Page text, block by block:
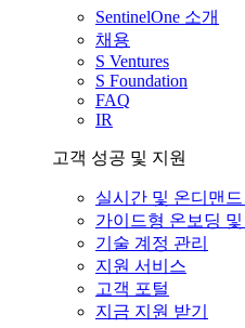
SentinelOne 소개
채용
S Ventures
S Foundation
FAQ
IR
고객 성공 및 지원
실시간 및 온디맨
가이드형 온보딩 및
기술 계정 관리
지원 서비스
고객 포털
지금 지원 받기